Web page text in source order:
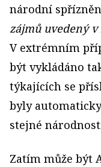
národní
zájmů uvedený
V extrémním
být vykládáno
týkajících se
byly
stejné
Zatím může být